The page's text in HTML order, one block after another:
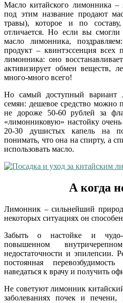
Масло китайского лимонника –
под этим название продают
травы), которое и по
отличается. Но если вы
масло лимонника,
продукт – квинтэссенция всех
лимонника: оно
активизирует обмен веществ,
много-много всего!
Но самый доступный вариант
семян: дешевое средство можно
не дороже 50-60 рублей за
«лимонниковую» настойку
20-30 душистых капель на
понимать, что она на спирту, а
использовать масло.
А когда
Лимонник – сильнейший
некоторых ситуациях он
Забыть о настойке и чудо-
повышенном
недостаточности и эпилепсии.
постоянная
наведаться к врачу и получить
Не советуют лимонник
заболеваниях почек и